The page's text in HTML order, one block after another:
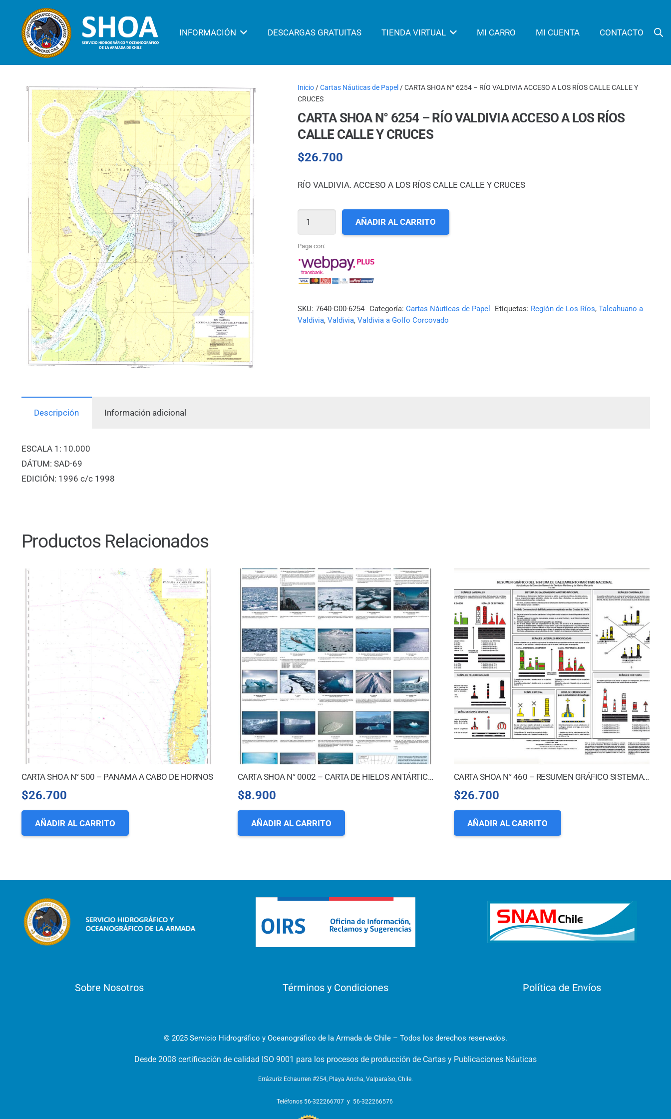
INFORMACIÓN DESCARGAS GRATUITAS TIENDA VIRTUAL MI CARRO MI CUENTA CONTACTO
Inicio /Cartas Náuticas de Papel / CARTA SHOA N° 6254 – RÍO VALDIVIA ACCESO A LOS RÍOS CALLE CALLE Y
CRUCES
CARTA SHOA N° 6254 – RÍO VALDIVIA ACCESO A LOS RÍOS
CALLE CALLE Y CRUCES
$26.700
RÍO VALDIVIA. ACCESO A LOS RÍOS CALLE CALLE Y CRUCES
N°
6254
-
VALDIVIA
ACCESO
AÑADIR AL CARRITO
Paga con:
SKU:7640-C00-6254 Categoría: Cartas Náuticas de Papel Etiquetas: Región de Los Ríos, Talcahuano a
Valdivia,Valdivia,Valdivia a Golfo Corcovado
Descripción Información adicional
ESCALA 1: 10.000
DÁTUM: SAD-69
EDICIÓN: 1996 c/c 1998
Productos Relacionados
CARTA SHOA N° 500 – PANAMA A CABO DE HORNOS
$26.700
AÑADIR AL CARRITO
CARTA SHOA N° 0002 – CARTA DE HIELOS ANTÁRTICOS
$8.900
AÑADIR AL CARRITO
CARTA SHOA N° 460 – RESUMEN GRÁFICO SISTEMA BALIZAMIENTO MARÍTIMO NACIONAL
$26.700
AÑADIR AL CARRITO
Sobre Nosotros Términos y Condiciones Política de Envíos
© 2025 Servicio Hidrográfico y Oceanográfico de la Armada de Chile – Todos los derechos reservados.
Desde 2008 certificación de calidad ISO 9001 para los procesos de producción de Cartas y Publicaciones Náuticas
Errázuriz Echaurren #254, Playa Ancha, Valparaíso, Chile.
Teléfonos 56-322266707 y 56-322266576